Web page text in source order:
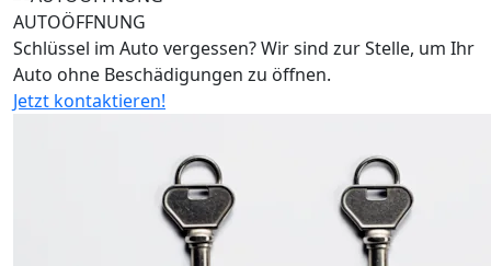
AUTOÖFFNUNG
Schlüssel im Auto vergessen? Wir sind zur Stelle, um Ihr
Auto ohne Beschädigungen zu öffnen.
Jetzt kontaktieren!